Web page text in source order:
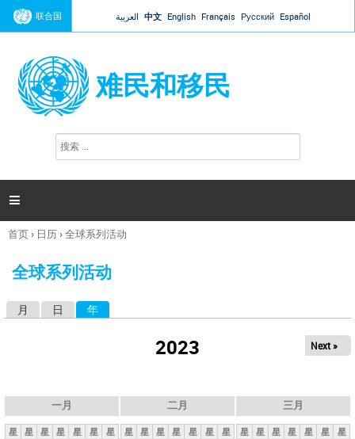
Jump to navigation
联合国 العربية 中文 English Français Русский Español
难民和移民
搜
索

你
这
首页› 日历›全球系列活动
全球系列活动
月 日 年
2023 Next »
一月
星 星 星 星 星 星
星
二月
星 星 星 星 星 星 星
三月
星 星 星 星 星 星 星